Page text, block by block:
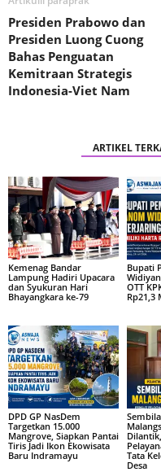
Presiden Prabowo dan
Presiden Luong Cuong
Bahas Penguatan
Kemitraan Strategis
Indonesia-Viet Nam
ARTIKEL
Kemenag Bandar
Lampung Hadiri Upacara
dan Syukuran Hari
Bhayangkara ke-79
Bupati
OTT
Rp21,3
DPD GP NasDem
Targetkan 15.000
Mangrove, Siapkan Pantai
Tiris Jadi Ikon Ekowisata
Baru Indramayu
Tata
Desa